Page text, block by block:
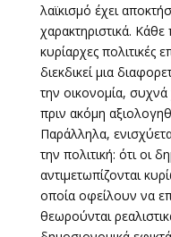
λαϊκισμό έχει
χαρακτηριστικά.
κυρίαρχες πολιτικές
διεκδικεί μια
την οικονομία, συχνά
πριν ακόμη
Παράλληλα,
την πολιτική: ότι οι
αντιμετωπίζονται
οποία οφείλουν να
θεωρούνται